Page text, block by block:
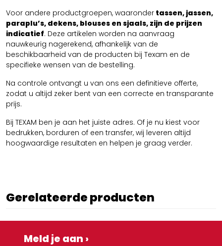
Voor andere productgroepen, waaronder tassen, jassen,
paraplu’s, dekens, blouses en sjaals, zijn de prijzen
indicatief. Deze artikelen worden na aanvraag
nauwkeurig nagerekend, afhankelijk van de
beschikbaarheid van de producten bij Texam en de
specifieke wensen van de bestelling.
Na controle ontvangt u van ons een definitieve offerte,
zodat u altijd zeker bent van een correcte en transparante
prijs.
Bij TEXAM ben je aan het juiste adres. Of je nu kiest voor
bedrukken, borduren of een transfer, wij leveren altijd
hoogwaardige resultaten en helpen je graag verder.
Gerelateerde producten
Meld je aan ›